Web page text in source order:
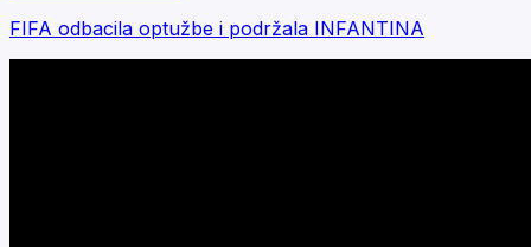
FIFA odbacila optužbe i podržala INFANTINA